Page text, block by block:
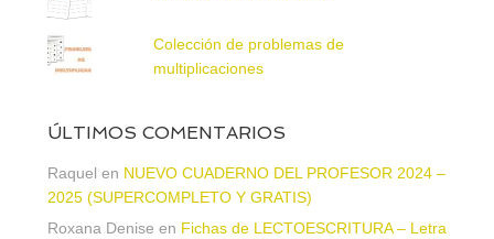
Colección de problemas de
multiplicaciones
ÚLTIMOS COMENTARIOS
Raquel en NUEVO CUADERNO DEL PROFESOR 2024 –
2025 (SUPERCOMPLETO Y GRATIS)
Roxana Denise en Fichas de LECTOESCRITURA – Letra